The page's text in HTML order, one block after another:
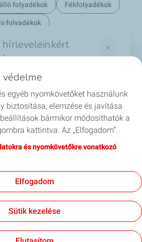
hírleveleinkért
hírekről a
commercial information by
folyadékok Fékfolyadékok
folyadékok
süti (Cookie) szabályzat
védelme
egyéb nyomkövetőket használunk
biztosítása, elemzése és javítása
bármikor módosíthatók a
kattintva. Az „Elfogadom”
valamennyi cookie
az „Elutasítom” gombra kattint,
További információkért
adatokra és nyomkövetőkre
és nyomkövetőkre vonatkozó
Elfogadom
Sütik kezelése